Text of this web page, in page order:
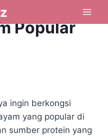
Popular
ingin berkongsi
yang popular di
sumber protein yang